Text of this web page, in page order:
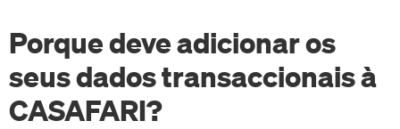
Porque deve adicionar os
seus dados transaccionais à
CASAFARI?